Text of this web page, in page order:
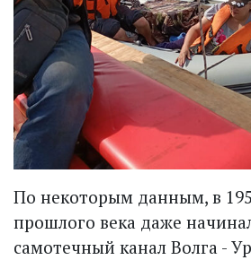
По некоторым данным, в
прошлого века даже
самотечный канал Волга -